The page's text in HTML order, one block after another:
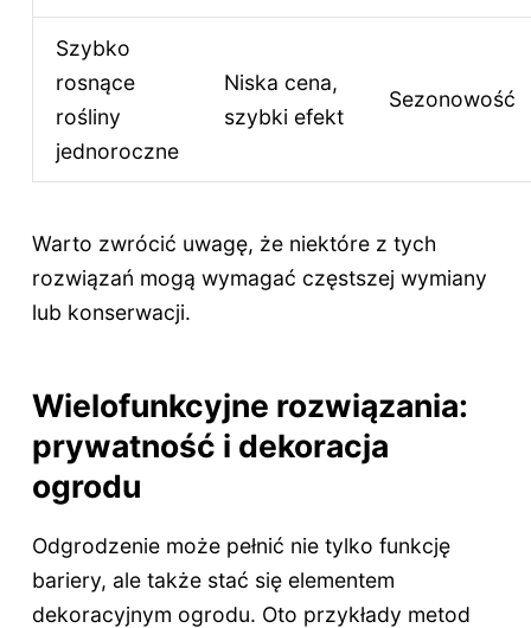
Szybko
rosnące
rośliny
jednoroczne
Niska cena,
szybki efekt
Sezonowość
Warto zwrócić uwagę, że niektóre z tych
rozwiązań mogą wymagać częstszej wymiany
lub konserwacji.
Wielofunkcyjne rozwiązania:
prywatność i dekoracja
ogrodu
Odgrodzenie może pełnić nie tylko funkcję
bariery, ale także stać się elementem
dekoracyjnym ogrodu. Oto przykłady metod